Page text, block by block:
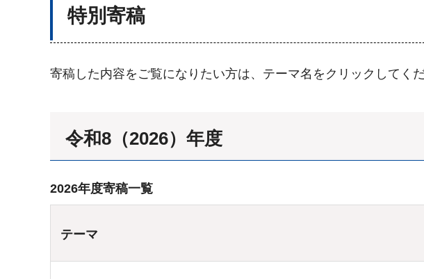
特別寄稿
寄稿した内容をご覧になりたい方は、テーマ名をクリックしてく
令和8（2026）年度
2026年度寄稿一覧
テーマ